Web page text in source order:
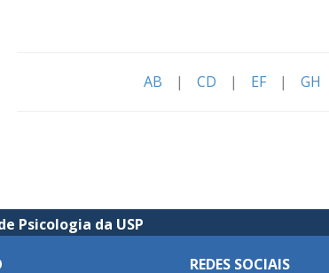
AB | CD | EF | GH
Psicologia da USP
REDES SOCIAIS